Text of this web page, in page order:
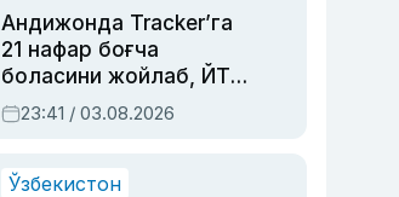
Андижонда Tracker’га
21 нафар боғча
боласини жойлаб, ЙТҲ
содир этган аёлга суд
ҳукми ўқилди
23:41 / 03.08.2026
Ўзбекистон